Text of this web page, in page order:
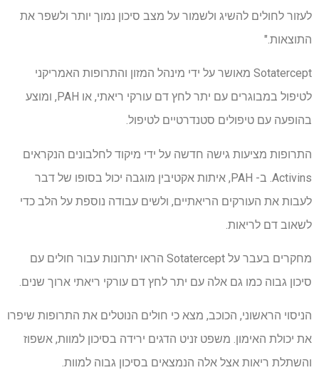
לעזור לחולים להשיג ולשמור על מצב סיכון נמוך יותר ולשפר את
התוצאות."
Sotatercept מאושר על ידי מינהל המזון והתרופות האמריקני
לטיפול במבוגרים עם יתר לחץ דם עורקי ריאתי, או PAH, ומוצע
בהופעה עם טיפולים סטנדרטיים לטיפול.
התרופות מציעות גישה חדשה על ידי מיקוד לחלבונים הנקראים
Activins. ב- PAH, איתות אקטיבין מוגבה יכול בסופו של דבר
לעבות את העורקים הריאתיים, ולשים עבודה נוספת על הלב כדי
לשאוב דם לריאות.
מחקרים בעבר על Sotatercept הראו יתרונות עבור חולים עם
סיכון גבוה כמו גם אלה עם יתר לחץ דם עורקי ריאתי ארוך שנים.
הניסוי הראשוני, הכוכב, מצא כי חולים הנוטלים את התרופות שיפרו
את יכולת האימון. משפט זניט הדגים ירידה בסיכון למוות, אשפוז
והשתלת ריאות אצל אלה הנמצאים בסיכון גבוה למוות.